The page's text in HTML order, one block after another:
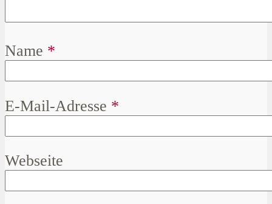
Name *
E-Mail-Adresse *
Webseite